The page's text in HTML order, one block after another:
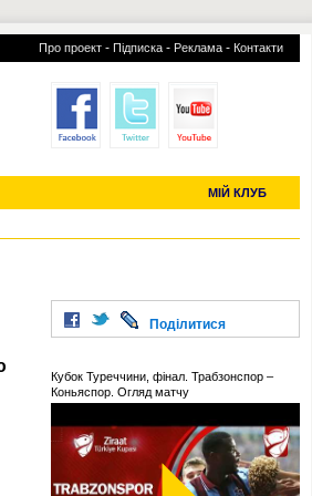
Про проект - Підписка - Реклама - Контакти
МІЙ КЛУБ
УСІ ТРАНСФЕРИ
Поділитися
Кубок Туреччини, фінал. Трабзонспор –
Коньяспор. Огляд матчу